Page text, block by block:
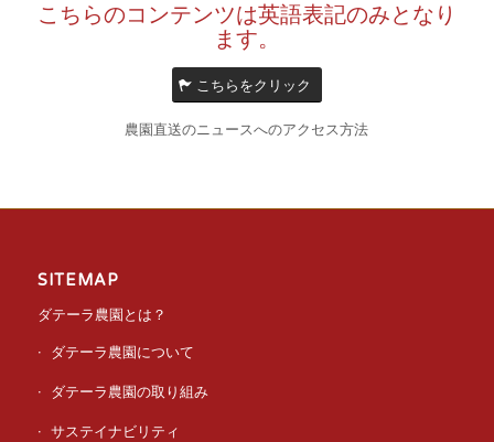
こちらのコンテンツは英語表記のみとなり
ます。
こちらをクリック
農園直送のニュースへのアクセス方法
SITEMAP
ダテーラ農園とは？
ダテーラ農園について
ダテーラ農園の取り組み
サステイナビリティ